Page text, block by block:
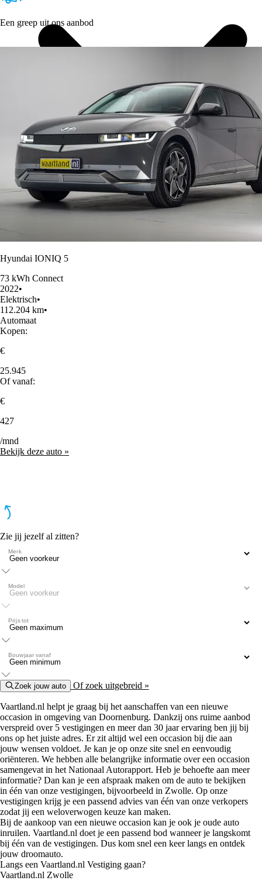
Een greep uit ons aanbod
Hyundai IONIQ 5
73 kWh Connect
2022•
Elektrisch•
112.204 km•
Automaat
Kopen:
€
25.945
Of vanaf:
€
427
/mnd
Bekijk deze auto »
Zie jij jezelf al zitten?
Merk
Model
Prijs tot
Bouwjaar vanaf
Zoek jouw auto Of zoek uitgebreid »
Vaartland.nl helpt je graag bij het aanschaffen van een nieuwe
occasion in omgeving van Doornenburg. Dankzij ons ruime aanbod
verspreid over 5 vestigingen en meer dan 30 jaar ervaring ben jij bij
ons op het juiste adres. Er zit altijd wel een occasion bij die aan
jouw wensen voldoet. Je kan je op onze site snel en eenvoudig
oriënteren. We hebben alle belangrijke informatie over een occasion
samengevat in het Nationaal Autorapport. Heb je behoefte aan meer
informatie? Dan kan je een afspraak maken om de auto te bekijken
in één van onze vestigingen, bijvoorbeeld in Zwolle. Op onze
vestigingen krijg je een passend advies van één van onze verkopers
zodat jij een weloverwogen keuze kan maken.
Bij de aankoop van een nieuwe occasion kan je ook je oude auto
inruilen. Vaartland.nl doet je een passend bod wanneer je langskomt
bij één van de vestigingen. Dus kom snel een keer langs en ontdek
jouw droomauto.
Langs een Vaartland.nl Vestiging gaan?
Vaartland.nl Zwolle